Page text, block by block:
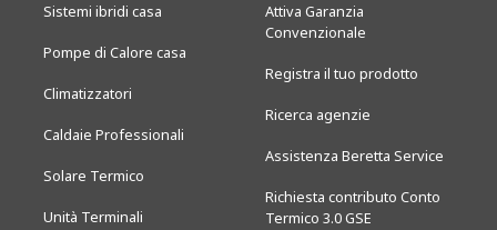
Sistemi ibridi casa
Pompe di Calore casa
Climatizzatori
Caldaie Professionali
Solare Termico
Unità Terminali
Attiva Garanzia
Convenzionale
Registra il tuo prodotto
Ricerca agenzie
Assistenza Beretta Service
Richiesta contributo Conto
Termico 3.0 GSE